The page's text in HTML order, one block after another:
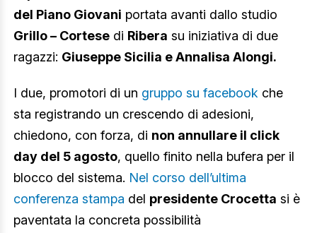
del Piano Giovani portata avanti dallo studio
Grillo – Cortese di Ribera su iniziativa di due
ragazzi: Giuseppe Sicilia e Annalisa Alongi.
I due, promotori di un gruppo su facebook che
sta registrando un crescendo di adesioni,
chiedono, con forza, di non annullare il click
day del 5 agosto, quello finito nella bufera per il
blocco del sistema. Nel corso dell’ultima
conferenza stampa del presidente Crocetta si è
paventata la concreta possibilità